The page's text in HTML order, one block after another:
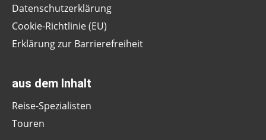
Datenschutzerklärung
Cookie-Richtlinie (EU)
Erklärung zur Barrierefreiheit
aus dem Inhalt
Reise-Spezialisten
Touren